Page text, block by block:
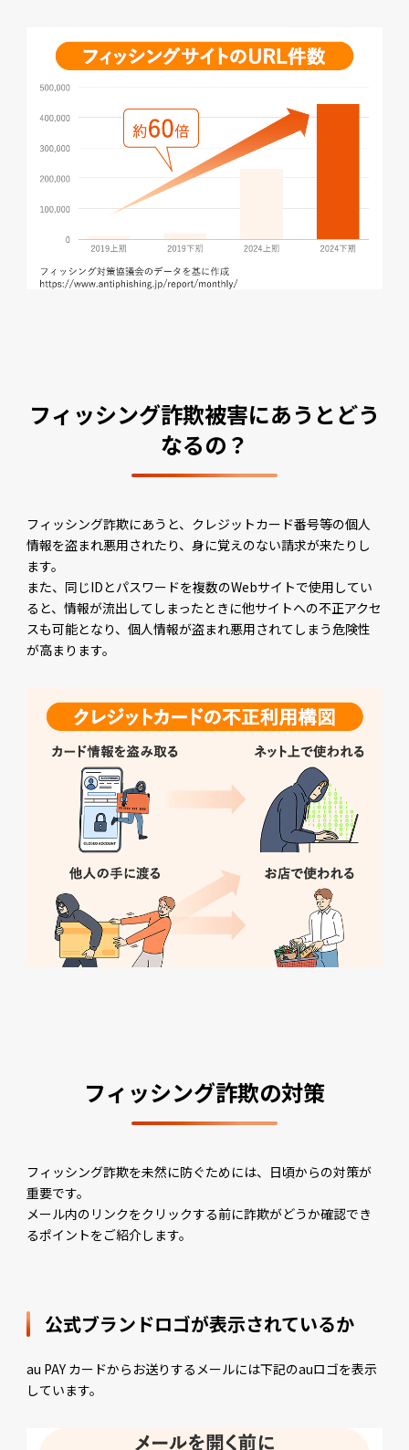
フィッシング詐欺被害にあうとどう
なるの？
フィッシング詐欺にあうと、クレジットカード番号等の個人
情報を盗まれ悪用されたり、身に覚えのない請求が来たりし
ます。
また、同じIDとパスワードを複数のWebサイトで使用してい
ると、情報が流出してしまったときに他サイトへの不正アクセ
スも可能となり、個人情報が盗まれ悪用されてしまう危険性
が高まります。
フィッシング詐欺の対策
フィッシング詐欺を未然に防ぐためには、日頃からの対策が
重要です。
メール内のリンクをクリックする前に詐欺がどうか確認でき
るポイントをご紹介します。
公式ブランドロゴが表示されているか
au PAY カードからお送りするメールには下記のauロゴを表示
しています。